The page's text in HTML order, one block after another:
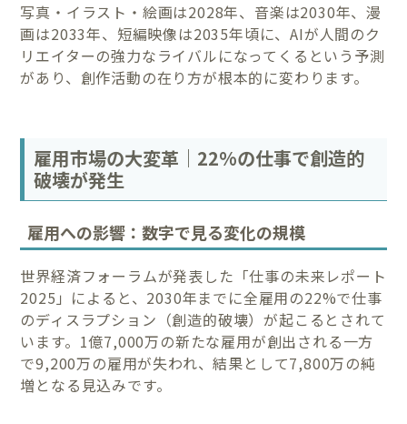
写真・イラスト・絵画は2028年、音楽は2030年、漫
画は2033年、短編映像は2035年頃に、AIが人間のク
リエイターの強力なライバルになってくるという予測
があり、創作活動の在り方が根本的に変わります。
雇用市場の大変革｜22%の仕事で創造的
破壊が発生
雇用への影響：数字で見る変化の規模
世界経済フォーラムが発表した「仕事の未来レポート
2025」によると、2030年までに全雇用の22%で仕事
のディスラプション（創造的破壊）が起こるとされて
います。1億7,000万の新たな雇用が創出される一方
で9,200万の雇用が失われ、結果として7,800万の純
増となる見込みです。